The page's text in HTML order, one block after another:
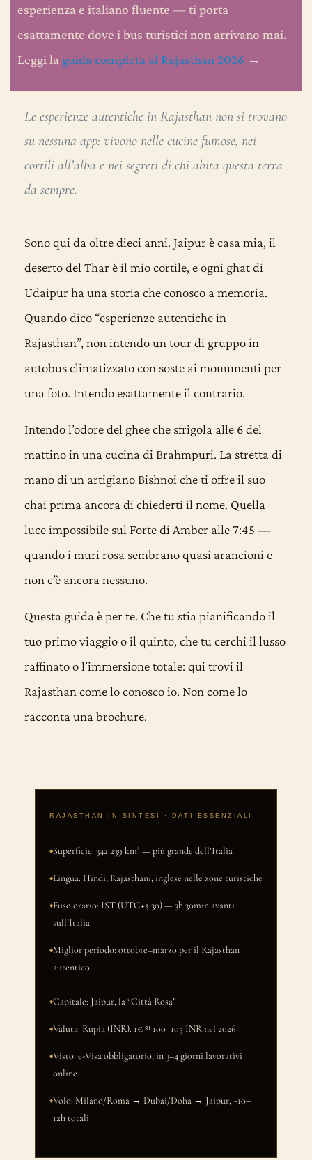
esperienza e italiano fluente — ti porta
esattamente dove i bus turistici non arrivano mai.
Leggi la guida completa al Rajasthan 2026 →
Le esperienze autentiche in Rajasthan non si trovano
su nessuna app: vivono nelle cucine fumose, nei
cortili all’alba e nei segreti di chi abita questa terra
da sempre.
Sono qui da oltre dieci anni. Jaipur è casa mia, il
deserto del Thar è il mio cortile, e ogni ghat di
Udaipur ha una storia che conosco a memoria.
Quando dico “esperienze autentiche in
Rajasthan”, non intendo un tour di gruppo in
autobus climatizzato con soste ai monumenti per
una foto. Intendo esattamente il contrario.
Intendo l’odore del ghee che sfrigola alle 6 del
mattino in una cucina di Brahmpuri. La stretta di
mano di un artigiano Bishnoi che ti offre il suo
chai prima ancora di chiederti il nome. Quella
luce impossibile sul Forte di Amber alle 7:45 —
quando i muri rosa sembrano quasi arancioni e
non c’è ancora nessuno.
Questa guida è per te. Che tu stia pianificando il
tuo primo viaggio o il quinto, che tu cerchi il lusso
raffinato o l’immersione totale: qui trovi il
Rajasthan come lo conosco io. Non come lo
racconta una brochure.
RAJASTHAN IN SINTESI · DATI ESSENZIALI
Superficie: 342.239 km² — più grande dell’Italia
Lingua: Hindi, Rajasthani; inglese nelle zone turistiche
Fuso orario: IST (UTC+5:30) — 3h 30min avanti
sull’Italia
Miglior periodo: ottobre–marzo per il Rajasthan
autentico
Capitale: Jaipur, la “Città Rosa”
Valuta: Rupia (INR). 1€ ≈ 100–105 INR nel 2026
Visto: e-Visa obbligatorio, in 3–4 giorni lavorativi
online
Volo: Milano/Roma → Dubai/Doha → Jaipur, ~10–
12h totali